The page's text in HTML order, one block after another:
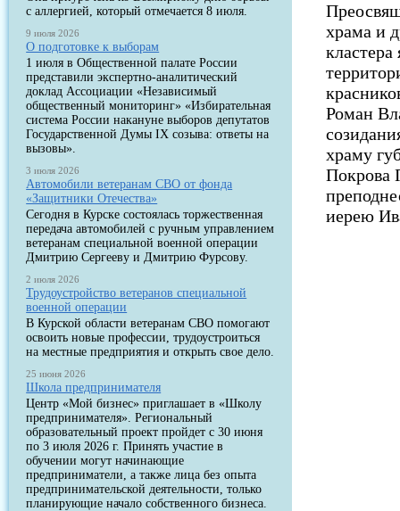
с аллергией, который отмечается 8 июля.
9 июля 2026
О подготовке к выборам
1 июля в Общественной палате России
представили экспертно-аналитический
доклад Ассоциации «Независимый
общественный мониторинг» «Избирательная
система России накануне выборов депутатов
Государственной Думы IX созыва: ответы на
вызовы».
3 июля 2026
Автомобили ветеранам СВО от фонда
«Защитники Отечества»
Сегодня в Курске состоялась торжественная
передача автомобилей с ручным управлением
ветеранам специальной военной операции
Дмитрию Сергееву и Дмитрию Фурсову.
2 июля 2026
Трудоустройство ветеранов специальной
военной операции
В Курской области ветеранам СВО помогают
освоить новые профессии, трудоустроиться
на местные предприятия и открыть свое дело.
25 июня 2026
Школа предпринимателя
Центр «Мой бизнес» приглашает в «Школу
предпринимателя». Региональный
образовательный проект пройдет с 30 июня
по 3 июля 2026 г. Принять участие в
обучении могут начинающие
предприниматели, а также лица без опыта
предпринимательской деятельности, только
планирующие начало собственного бизнеса.
храма и
Роман
храму
Покрова
иерею